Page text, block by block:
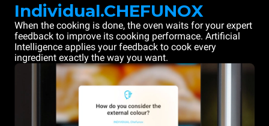
Individual.CHEFUNOX
When the cooking is done, the oven waits for your expert
feedback to improve its cooking performace. Artificial
Intelligence applies your feedback to cook every
ingredient exactly the way you want.